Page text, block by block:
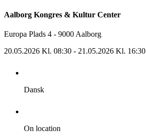
Aalborg Kongres & Kultur Center
Europa Plads 4 - 9000 Aalborg
20.05.2026 Kl. 08:30 - 21.05.2026 Kl. 16:30
Dansk
On location